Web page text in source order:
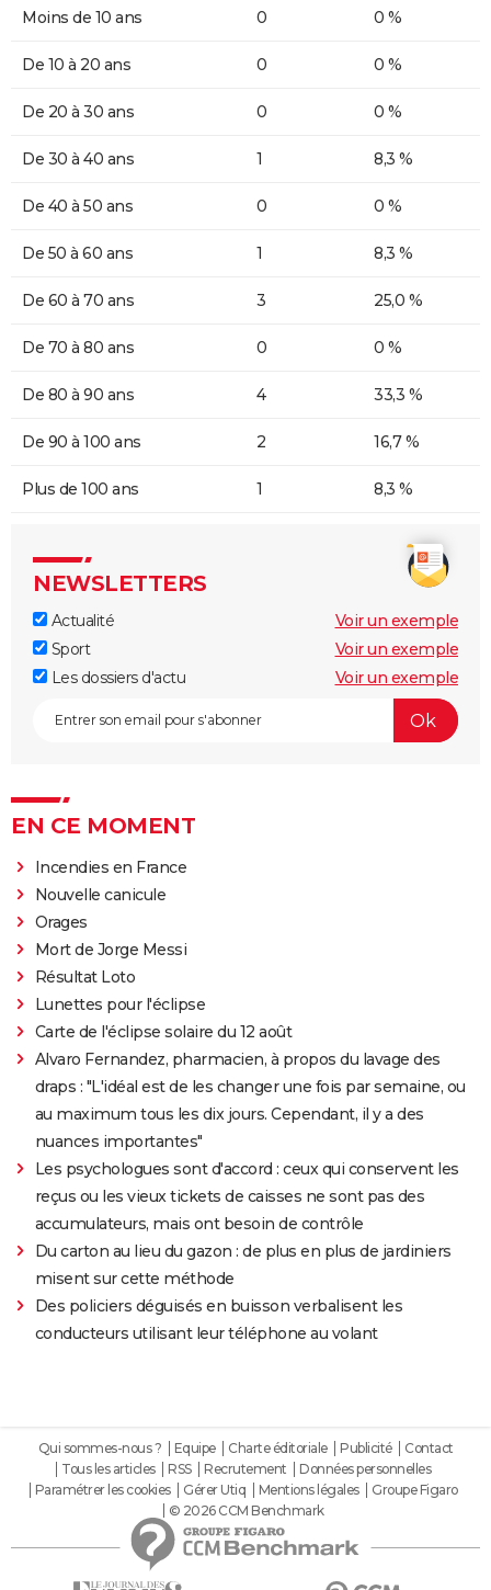
Moins de 10 ans 0 0 %
De 10 à 20 ans 0 0 %
De 20 à 30 ans 0 0 %
De 30 à 40 ans 1 8,3 %
De 40 à 50 ans 0 0 %
De 50 à 60 ans 1 8,3 %
De 60 à 70 ans 3 25,0 %
De 70 à 80 ans 0 0 %
De 80 à 90 ans 4 33,3 %
De 90 à 100 ans 2 16,7 %
Plus de 100 ans 1 8,3 %
NEWSLETTERS
Actualité
Voir un exemple
Sport
Voir un exemple
Les dossiers d'actu
Voir un exemple
EN CE MOMENT
Incendies en France
Nouvelle canicule
Orages
Mort de Jorge Messi
Résultat Loto
Lunettes pour l'éclipse
Carte de l'éclipse solaire du 12 août
Alvaro Fernandez, pharmacien, à propos du lavage des
draps : "L'idéal est de les changer une fois par semaine, ou
au maximum tous les dix jours. Cependant, il y a des
nuances importantes"
Les psychologues sont d'accord : ceux qui conservent les
reçus ou les vieux tickets de caisses ne sont pas des
accumulateurs, mais ont besoin de contrôle
Du carton au lieu du gazon : de plus en plus de jardiniers
misent sur cette méthode
Des policiers déguisés en buisson verbalisent les
conducteurs utilisant leur téléphone au volant
Qui sommes-nous ? Equipe Charte éditoriale Publicité
Contact
Tous les articles
RSS Recrutement
Données personnelles
Paramétrer les cookies
Gérer Utiq Mentions légales
Groupe Figaro
© 2026 CCM Benchmark